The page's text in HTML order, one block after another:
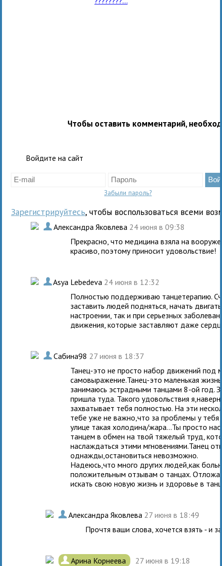
Чтобы оставить комментарий,
Войдите на сайт
Забыли пароль?
Зарегистрируйтесь, чтобы воспользоваться всеми
. Александра Яковлева 24 июня в 09:38
Прекрасно, что медицина взяла на
красиво, поэтому приносит удовольствие!
.Asya Lebedeva 24 июня в 12:32
Полностью поддерживаю танцетерапию.
заставить людей подняться, начать
настроении, так и при серьезных
движения, которые заставляют даже
. Сабина98 27 июня в 18:37
Танец-это не просто набор движений под
самовыражение.Танец-это маленькая
занимаюсь эстрадными танцами 8-ой год.
пришла туда. Такого удовольствия
захватывает тебя полностью. На эти
тебе уже не важно,что за проблемы у
улице такая холодина/жара...Ты просто
танцем в обмен на твой тяжелый труд,
наслаждаться этими мгновениями.Танец
однажды,остановиться невозможно.
Надеюсь,что много других людей,как
положительным отзывам о танцах.
искать свою новую жизнь и здоровье в
. Александра Яковлева 27 июня в 18:49
Прочтя ваши слова, хочется взять - и
. Арина Корнеева 27 июня в 19:18